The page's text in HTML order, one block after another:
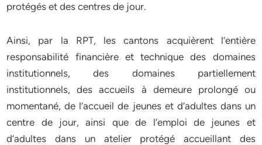
protégés et des centres de jour.
Ainsi, par la RPT, les cantons acquièrent l’entière
responsabilité financière et technique des domaines
institutionnels, des domaines partiellement
institutionnels, des accueils à demeure prolongé ou
momentané, de l’accueil de jeunes et d’adultes dans un
centre de jour, ainsi que de l’emploi de jeunes et
d’adultes dans un atelier protégé accueillant des